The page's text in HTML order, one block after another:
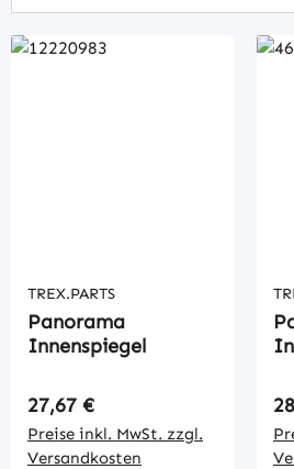
TREX.PARTS
Panorama
Innenspiegel
Regulärer Preis:
27,67 €
Preise inkl. MwSt. zzgl.
Versandkosten